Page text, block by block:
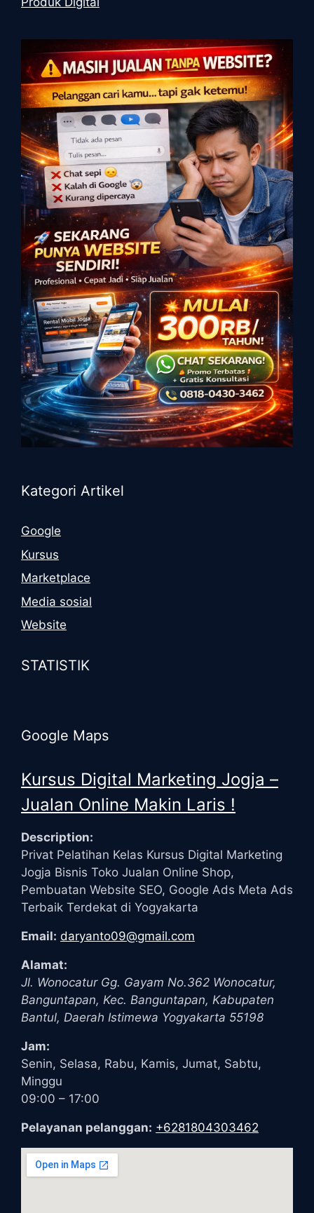
Kategori Artikel
Google
Kursus
Marketplace
Media sosial
Website
STATISTIK
Google Maps
Kursus Digital Marketing Jogja –
Jualan Online Makin Laris !
Description:
Privat Pelatihan Kelas Kursus Digital Marketing
Jogja Bisnis Toko Jualan Online Shop,
Pembuatan Website SEO, Google Ads Meta Ads
Terbaik Terdekat di Yogyakarta
Email: daryanto09@gmail.com
Alamat:
Jl. Wonocatur Gg. Gayam No.362 Wonocatur,
Banguntapan, Kec. Banguntapan, Kabupaten
Bantul, Daerah Istimewa Yogyakarta 55198
Jam:
Senin, Selasa, Rabu, Kamis, Jumat, Sabtu,
Minggu
09:00 – 17:00
Pelayanan pelanggan: +6281804303462